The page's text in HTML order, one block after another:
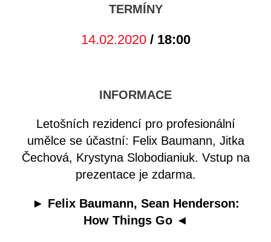
TERMÍNY
14.02.2020/ 18:00
INFORMACE
Letošních rezidencí pro profesionální
umělce se účastní: Felix Baumann, Jitka
Čechová, Krystyna Slobodianiuk. Vstup na
prezentace je zdarma.
► Felix Baumann, Sean Henderson:
How Things Go ◄